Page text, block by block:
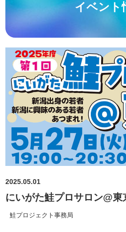
イベント
2025.05.01
にいがた鮭プロサロン@東
鮭プロジェクト事務局